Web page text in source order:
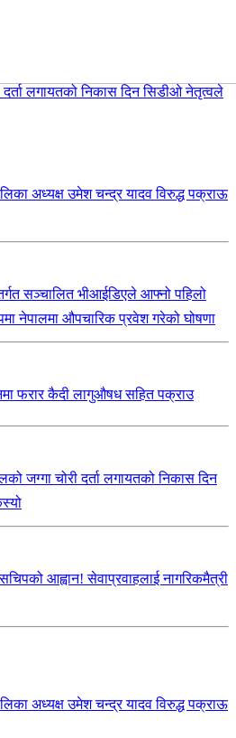
दर्ता लगायतको निकास दिन सिडीओ नेतृत्वले
अध्यक्ष उमेश चन्द्र यादव विरुद्ध पक्राऊ
सञ्चालित भीआईडिएले आफ्नो पहिलो
नेपालमा औपचारिक प्रवेश गरेको घोषणा
फरार कैदी लागुऔषध सहित पक्राउ
जग्गा चोरी दर्ता लगायतको निकास दिन
आह्वान! सेवाप्रवाहलाई नागरिकमैत्री
अध्यक्ष उमेश चन्द्र यादव विरुद्ध पक्राऊ